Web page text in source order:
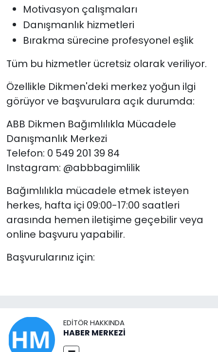
Motivasyon çalışmaları
Danışmanlık hizmetleri
Bırakma sürecine profesyonel eşlik
Tüm bu hizmetler ücretsiz olarak veriliyor.
Özellikle Dikmen'deki merkez yoğun ilgi
görüyor ve başvurulara açık durumda:
ABB Dikmen Bağımlılıkla Mücadele
Danışmanlık Merkezi
Telefon: 0 549 201 39 84
Instagram: @abbbagimlilik
Bağımlılıkla mücadele etmek isteyen
herkes, hafta içi 09:00-17:00 saatleri
arasında hemen iletişime geçebilir veya
online başvuru yapabilir.
Başvurularınız için:
EDITÖR HAKKINDA
HABER MERKEZİ